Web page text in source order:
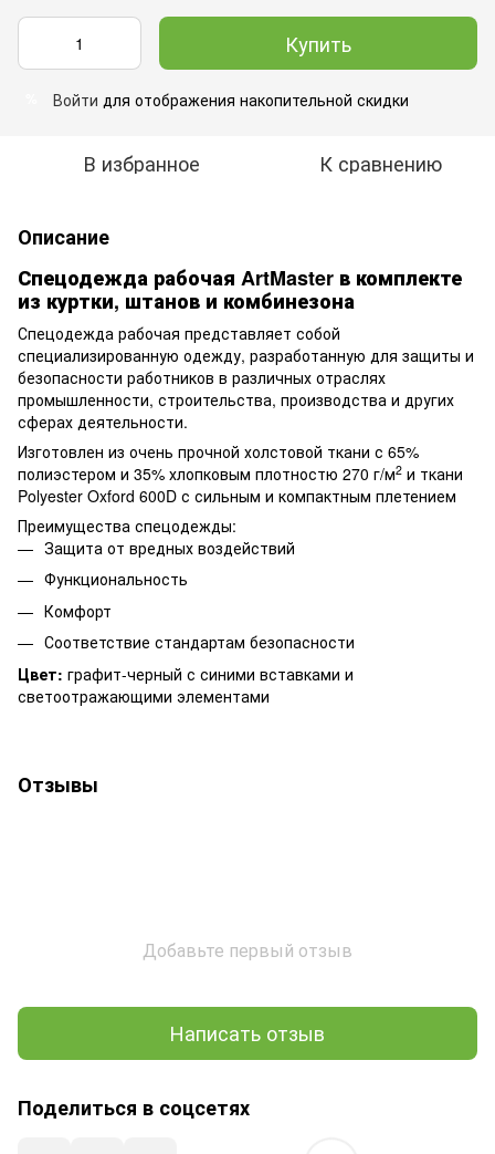
Купить
Войти для отображения накопительной скидки
В избранное К сравнению
Описание
Спецодежда рабочая ArtMaster в комплекте
из куртки, штанов и комбинезона
Спецодежда рабочая представляет собой
специализированную одежду, разработанную для защиты и
безопасности работников в различных отраслях
промышленности, строительства, производства и других
сферах деятельности.
Изготовлен из очень прочной холстовой ткани с 65%
полиэстером и 35% хлопковым плотностю 270 г/м2 и ткани
Polyester Oxford 600D с сильным и компактным плетением
Преимущества спецодежды:
Защита от вредных воздействий
Функциональность
Комфорт
Соответствие стандартам безопасности
Цвет: графит-черный с синими вставками и
светоотражающими элементами
Отзывы
Добавьте первый отзыв
Написать отзыв
Поделиться в соцсетях